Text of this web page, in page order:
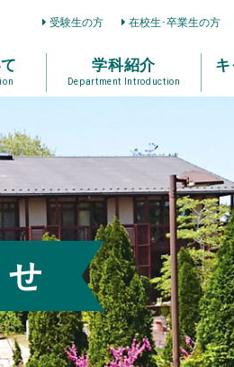
受験生の方 在校生･卒業生の方
学科紹介
Department Introduction